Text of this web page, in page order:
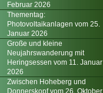
Februar 2026
Thementag:
Photovoltaikanlagen vom 25.
Januar 2026
Große und kleine
Neujahrswanderung mit
Heringsessen vom 11. Januar
2026
Zwischen Hoheberg und
Donnerskopf vom 26. Oktober